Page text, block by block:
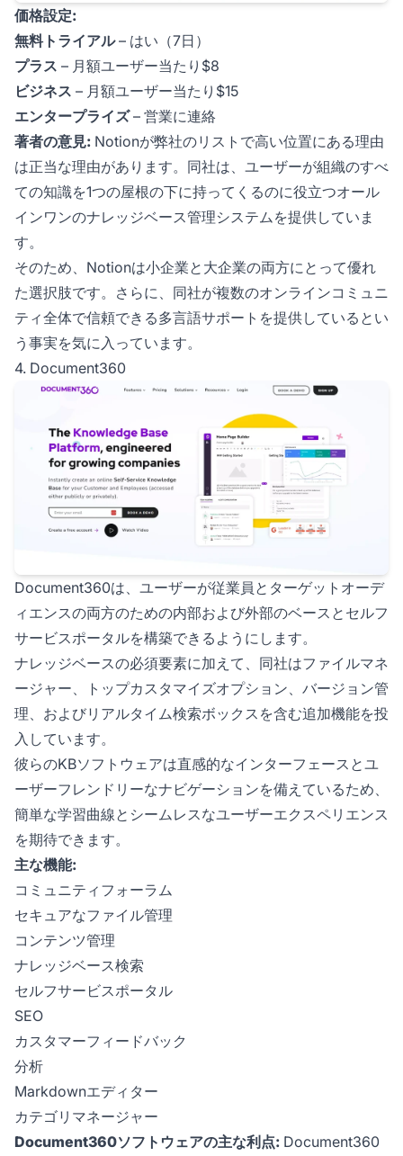
価格設定:
無料トライアル– はい（7日）
プラス – 月額ユーザー当たり$8
ビジネス – 月額ユーザー当たり$15
エンタープライズ– 営業に連絡
著者の意見: Notionが弊社のリストで高い位置にある理由
は正当な理由があります。同社は、ユーザーが組織のすべ
ての知識を1つの屋根の下に持ってくるのに役立つオール
インワンのナレッジベース管理システムを提供していま
す。
そのため、Notionは小企業と大企業の両方にとって優れ
た選択肢です。さらに、同社が複数のオンラインコミュニ
ティ全体で信頼できる多言語サポートを提供しているとい
う事実を気に入っています。
4. Document360
Document360は、ユーザーが従業員とターゲットオーデ
ィエンスの両方のための内部および外部のベースとセルフ
サービスポータルを構築できるようにします。
ナレッジベースの必須要素に加えて、同社はファイルマネ
ージャー、トップカスタマイズオプション、バージョン管
理、およびリアルタイム検索ボックスを含む追加機能を投
入しています。
彼らのKBソフトウェアは直感的なインターフェースとユ
ーザーフレンドリーなナビゲーションを備えているため、
簡単な学習曲線とシームレスなユーザーエクスペリエンス
を期待できます。
主な機能:
コミュニティフォーラム
セキュアなファイル管理
コンテンツ管理
ナレッジベース検索
セルフサービスポータル
SEO
カスタマーフィードバック
分析
Markdownエディター
カテゴリマネージャー
Document360ソフトウェアの主な利点: Document360